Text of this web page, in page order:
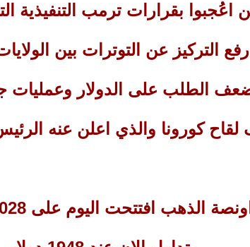
اعُجبوا بقرارات ترمب التنفيذية
رفع التركيز عن التوترات بين
الطلب على الدولار وعمليات
كورونا والذي اعلن عنه
اونصة الذهب افتتحت اليوم على 2028 دولار